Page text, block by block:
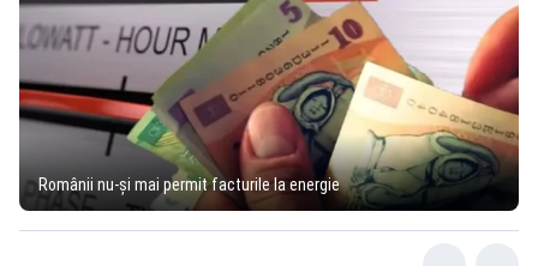
Românii nu-și mai permit facturile la energie